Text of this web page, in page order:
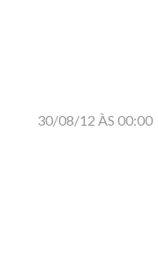
30/08/12 ÀS 00:00